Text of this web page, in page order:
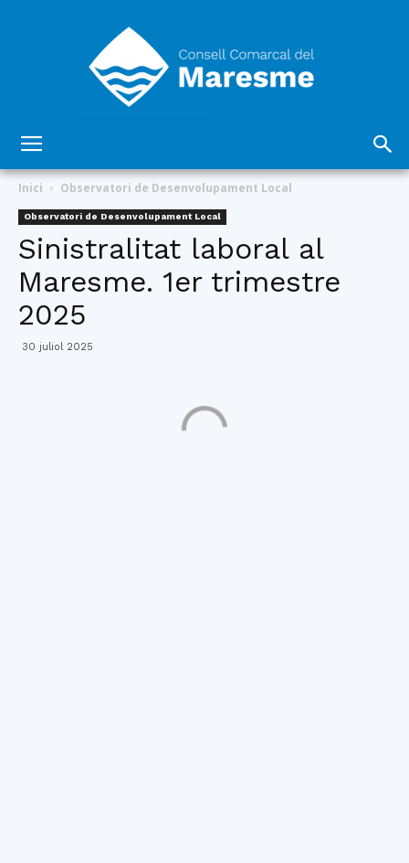
Comarcal
Maresme
Inici Observatori de Desenvolupament Local
Observatori de Desenvolupament Local
Sinistralitat laboral al
Maresme. 1er trimestre
2025
30 juliol 2025